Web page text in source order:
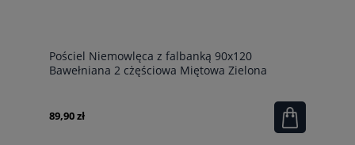
Pościel Niemowlęca z falbanką 90x120
Bawełniana 2 cżęściowa Miętowa Zielona
89,90 zł